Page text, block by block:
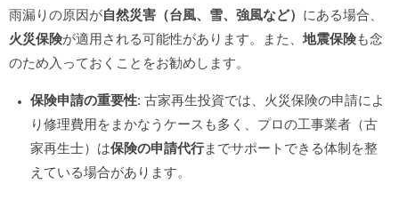
雨漏りの原因が自然災害（台風、雪、強風など） にある場合、
火災保険が適用される可能性があります。また、 地震保険も念
のため入っておくことをお勧めします。
保険申請の重要性: 古家再生投資では、火災保険の申請によ
り修理費用をまかなうケースも多く、プロの工事業者（古
家再生士）は保険の申請代行までサポートできる体制を整
えている場合があります。